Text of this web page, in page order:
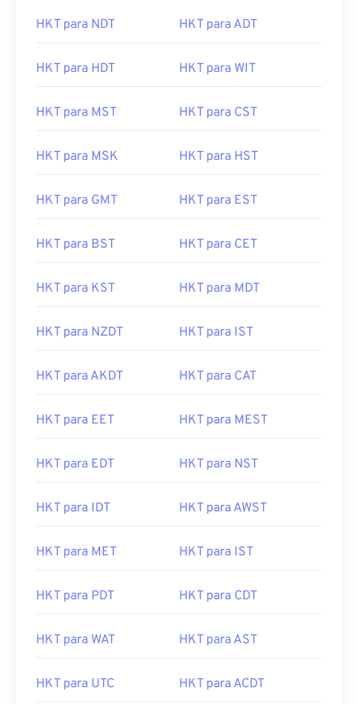
HKT para NDT HKT para ADT
HKT para HDT HKT para WIT
HKT para MST HKT para CST
HKT para MSK HKT para HST
HKT para GMT HKT para EST
HKT para BST HKT para CET
HKT para KST HKT para MDT
HKT para NZDT HKT para IST
HKT para AKDT HKT para CAT
HKT para EET HKT para MEST
HKT para EDT HKT para NST
HKT para IDT HKT para AWST
HKT para MET HKT para IST
HKT para PDT HKT para CDT
HKT para WAT HKT para AST
HKT para UTC HKT para ACDT